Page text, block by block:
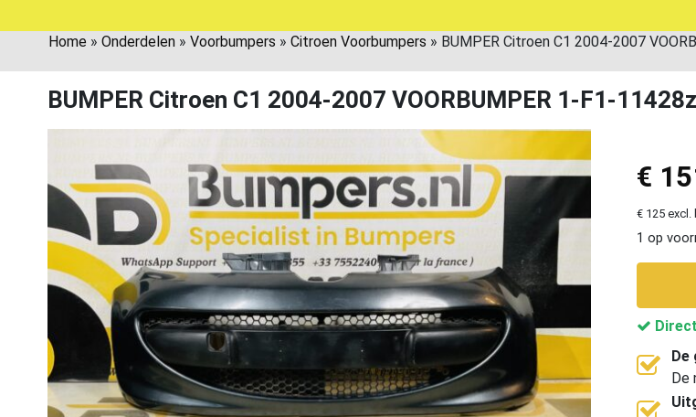
Home » Onderdelen » Voorbumpers » Citroen Voorbumpers » BUMPER Citroen C1 2004-2007
BUMPER Citroen C1 2004-2007 VOORBUMPER 1-F1-11428z
€
€ 125 excl.
1 op
De
De